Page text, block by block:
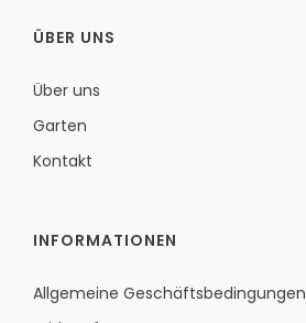
ÜBER UNS
Über uns
Garten
Kontakt
INFORMATIONEN
Allgemeine Geschäftsbedingungen